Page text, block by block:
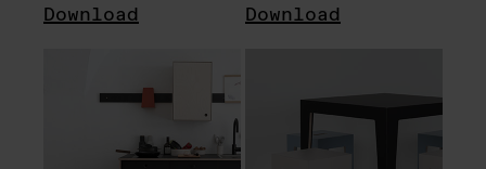
Download Download